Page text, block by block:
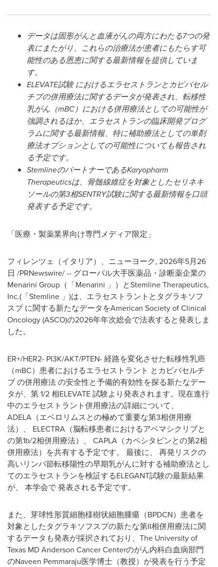
データは固形がんと血液がんの両方にわたる7つの発
表にまたがり、これらの治療法が患者にもたらす可
能性のある恩恵に関する最新情報を提供していま
す。
ELEVATE試験 におけるエラセストランとカピバセル
チブの併用療法に関するデータが発表され、転移性
乳がん（mBC）における併用療法としての可能性が
強調されるほか、 エラセストランの臨床開発プログ
ラムに関する最新情報、特に補助療法としての単剤
療法オプションとしての可能性についても報告され
る予定です。
StemlineのパートナーであるKaryopharm
Therapeuticsは、骨髄線維症を対象としたセリネキ
ソールの第3相SENTRY試験に関する最新情報を口頭
発表する予定です。
「医療・製薬業界向け専門メディア限定」
フィレンツェ（イタリア）、ニューヨーク, 2026年5月26
日 /PRNewswire/ -- グローバル大手医薬品・診断薬企業の
Menarini Group（「Menarini 」）とStemline Therapeutics,
Inc.(「Stemline 」)は、エラセストラントとタグラキソフ
スプ に関する新たなデータをAmerican Society of Clinical
Oncology (ASCO)の2026年年次総会で法表すると発表しま
した。
ER+/HER2- PI3K/AKT/PTEN- 経路を変化させた転移性乳癌
（mBC）患者におけるエラセストラント とカピバセルチ
ブ の併用療法 の安全性と予備的有効性を探る新たなデー
タが、第 1/2 相ELEVATE 試験より発表されます。現在進行
中のエラセストラント併用療法の詳細について、
ADELA（エベロリムスとの極めて重要な第3相併用療
法）、 ELECTRA（脳転移患者におけるアベマシクリブと
の第1b/2相併用療法）、 CAPLA（カペシタビンとの第2相
併用療法）を共有する予定です。 最後に、 再発リスクの
高いリンパ節転移陽性の早期乳がんに対する補助療法とし
てのエラセストランを検証するELEGANT試験の最新結果
が、 本学会で 発表される予定です。
また、芽球性形質細胞様樹状細胞腫瘍（BPDCN）患者を
対象としたタグラキソフスプの新たな第II相併用療法に関
するデータも発表が採択されており、The University of
Texas MD Anderson Cancer Centerのがん内科白血病部門
のNaveen Pemmaraju医学博士（教授）が発表を行う予定